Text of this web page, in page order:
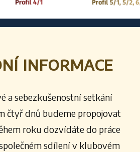
informace
a sebezkušenostní setkání
čtyř dnů budeme propojovat
roku dozvídáte do práce
sdílení v klubovém